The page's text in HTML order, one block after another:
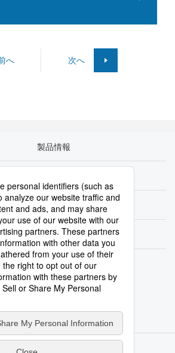
へ 次へ
製品情報
株主・投資家情報
Newsroom
ディアポリシー
わせサイトマップ